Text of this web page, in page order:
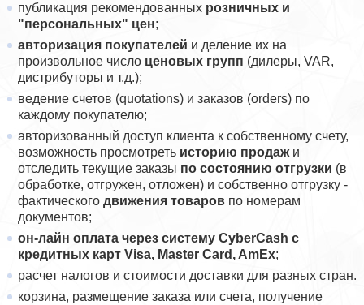
публикация рекомендованных розничных и
"персональных" цен;
авторизация покупателей и деление их на
произвольное число ценовых групп (дилеры, VAR,
дистрибуторы и т.д.);
ведение счетов (quotations) и заказов (orders) по
каждому покупателю;
авторизованный доступ клиента к собственному счету,
возможность просмотреть историю продажи
отследить текущие заказы по состоянию отгрузки (в
обработке, отгружен, отложен) и собственно отгрузку -
фактического движения товаровпо номерам
документов;
он-лайн оплата через систему CyberCash с
кредитных карт Visa, Master Card, AmEx;
расчет налогов и стоимости доставки для разных стран.
корзина, размещение заказа или счета, получение